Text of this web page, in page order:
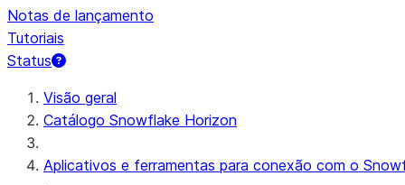
Notas de lançamento
Tutoriais
Status
Visão geral
Catálogo Snowflake Horizon
Aplicativos e ferramentas para conexão com o